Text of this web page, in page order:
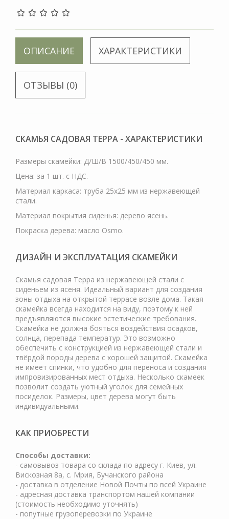
ОПИСАНИЕ ХАРАКТЕРИСТИКИ
ОТЗЫВЫ (0)
СКАМЬЯ САДОВАЯ ТЕРРА - ХАРАКТЕРИСТИКИ
Размеры скамейки: Д/Ш/В 1500/450/450 мм.
Цена: за 1 шт. с НДС.
Материал каркаса: труба 25х25 мм из нержавеющей
стали.
Материал покрытия сиденья: дерево ясень.
Покраска дерева: масло Osmo.
ДИЗАЙН И ЭКСПЛУАТАЦИЯ СКАМЕЙКИ
Скамья садовая Терра из нержавеющей стали с
сиденьем из ясеня. Идеальный вариант для создания
зоны отдыха на открытой террасе возле дома. Такая
скамейка всегда находится на виду, поэтому к ней
предъявляются высокие эстетические требования.
Скамейка не должна бояться воздействия осадков,
солнца, перепада температур. Это возможно
обеспечить с конструкцией из нержавеющей стали и
твёрдой породы дерева с хорошей защитой. Скамейка
не имеет спинки, что удобно для переноса и создания
импровизированных мест отдыха. Несколько скамеек
позволит создать уютный уголок для семейных
посиделок. Размеры, цвет дерева могут быть
индивидуальными.
КАК ПРИОБРЕСТИ
Cпособы доставки:
- самовывоз товара со склада по адресу г. Киев, ул.
Вискозная 8а, с. Мрия, Бучанского района
- доставка в отделение Новой Почты по всей Украине
- адресная доставка транспортом нашей компании
(стоимость необходимо уточнять)
- попутные грузоперевозки по Украине